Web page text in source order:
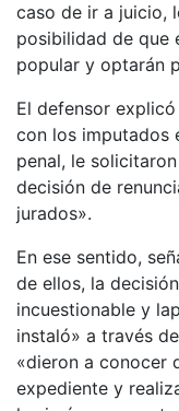
caso de ir a juicio,
posibilidad de que
popular y optarán
El defensor
con los imputados
penal, le
decisión de
jurados».
En ese sentido,
de ellos, la
incuestionable y
instaló» a través
«dieron a conocer
expediente y